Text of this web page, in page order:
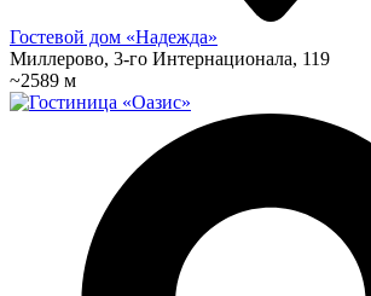
Гостевой дом «Надежда»
Миллерово, 3-го Интернационала, 119
~2589 м